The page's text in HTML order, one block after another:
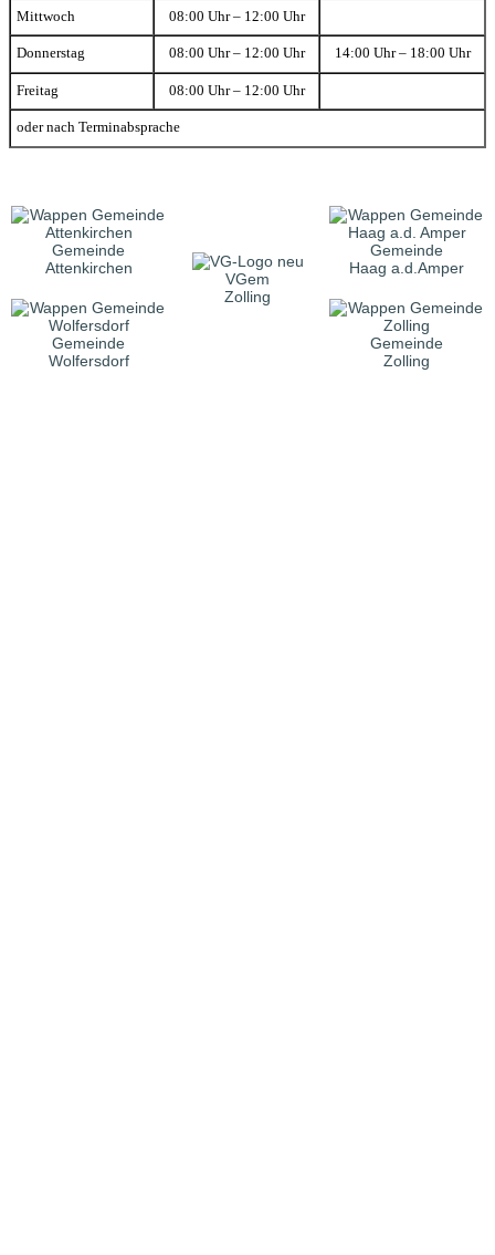
Mittwoch 08:00 Uhr – 12:00 Uhr
Donnerstag 08:00 Uhr – 12:00 Uhr 14:00 Uhr – 18:00 Uhr
Freitag 08:00 Uhr – 12:00 Uhr
oder nach Terminabsprache
Gemeinde
Attenkirchen
VGem
Zolling
Gemeinde
Haag a.d.Amper
Gemeinde
Wolfersdorf
Gemeinde
Zolling